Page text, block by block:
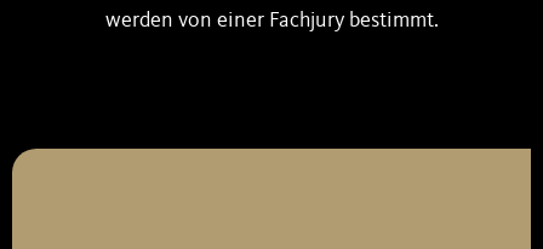
werden von einer Fachjury bestimmt.